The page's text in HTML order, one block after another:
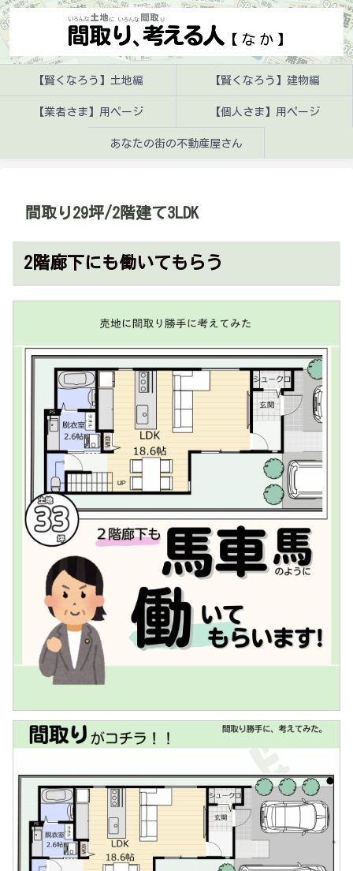
【賢くなろう】土地編 【賢くなろう】建物編
【業者さま】用ページ 【個人さま】用ページ
あなたの街の不動産屋さん
間取り29坪/2階建て3LDK
2階廊下にも働いてもらう